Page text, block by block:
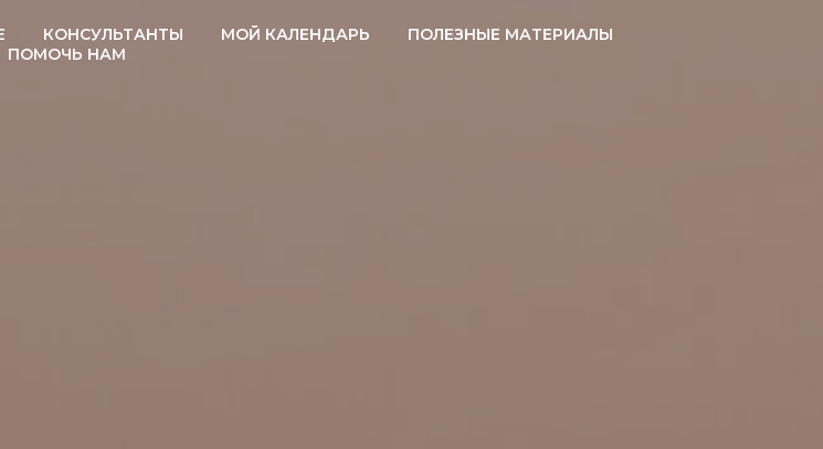
КОНСУЛЬТАНТЫ МОЙ КАЛЕНДАРЬ
ПОЛЕЗНЫЕ МАТЕРИАЛЫ
ПОМОЧЬ НАМ